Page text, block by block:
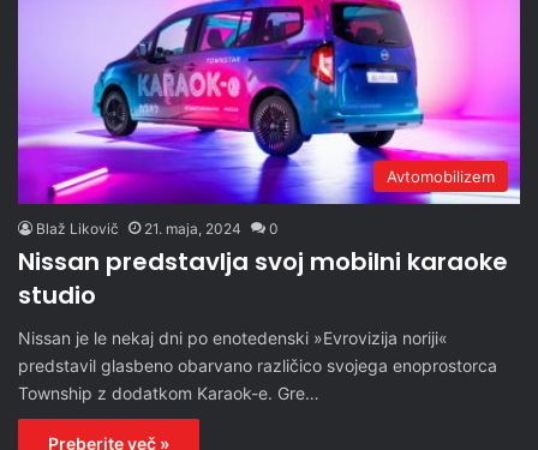
Avtomobilizem
Blaž Likovič 21. maja, 2024 0
Nissan predstavlja svoj mobilni karaoke
studio
Nissan je le nekaj dni po enotedenski »Evrovizija noriji«
predstavil glasbeno obarvano različico svojega enoprostorca
Township z dodatkom Karaok-e. Gre…
Preberite več »